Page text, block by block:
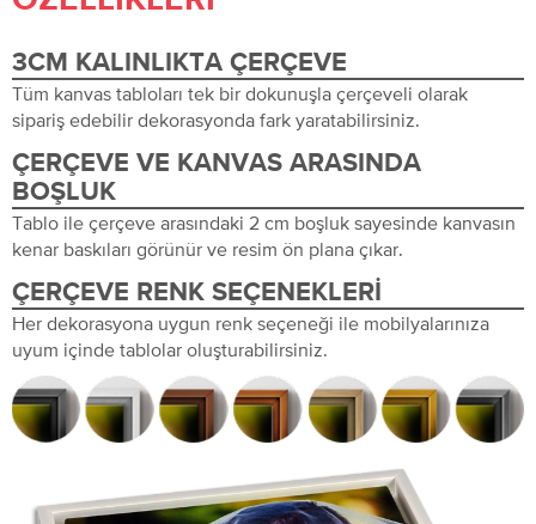
3CM KALINLIKTA ÇERÇEVE
Tüm kanvas tabloları tek bir dokunuşla çerçeveli olarak
sipariş edebilir dekorasyonda fark yaratabilirsiniz.
ÇERÇEVE VE KANVAS ARASINDA
BOŞLUK
Tablo ile çerçeve arasındaki 2 cm boşluk sayesinde kanvasın
kenar baskıları görünür ve resim ön plana çıkar.
ÇERÇEVE RENK SEÇENEKLERI
Her dekorasyona uygun renk seçeneği ile mobilyalarınıza
uyum içinde tablolar oluşturabilirsiniz.